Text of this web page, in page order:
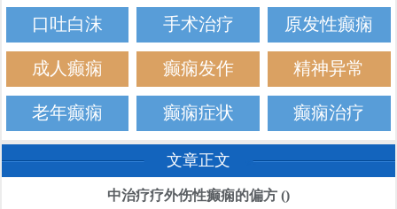
口吐白沫 手术治疗 原发性癫痫
成人癫痫 癫痫发作 精神异常
老年癫痫 癫痫症状 癫痫治疗
文章正文
中治疗疗外伤性癫痫的偏方 ()